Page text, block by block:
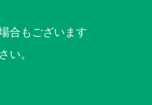
合もございます
い。